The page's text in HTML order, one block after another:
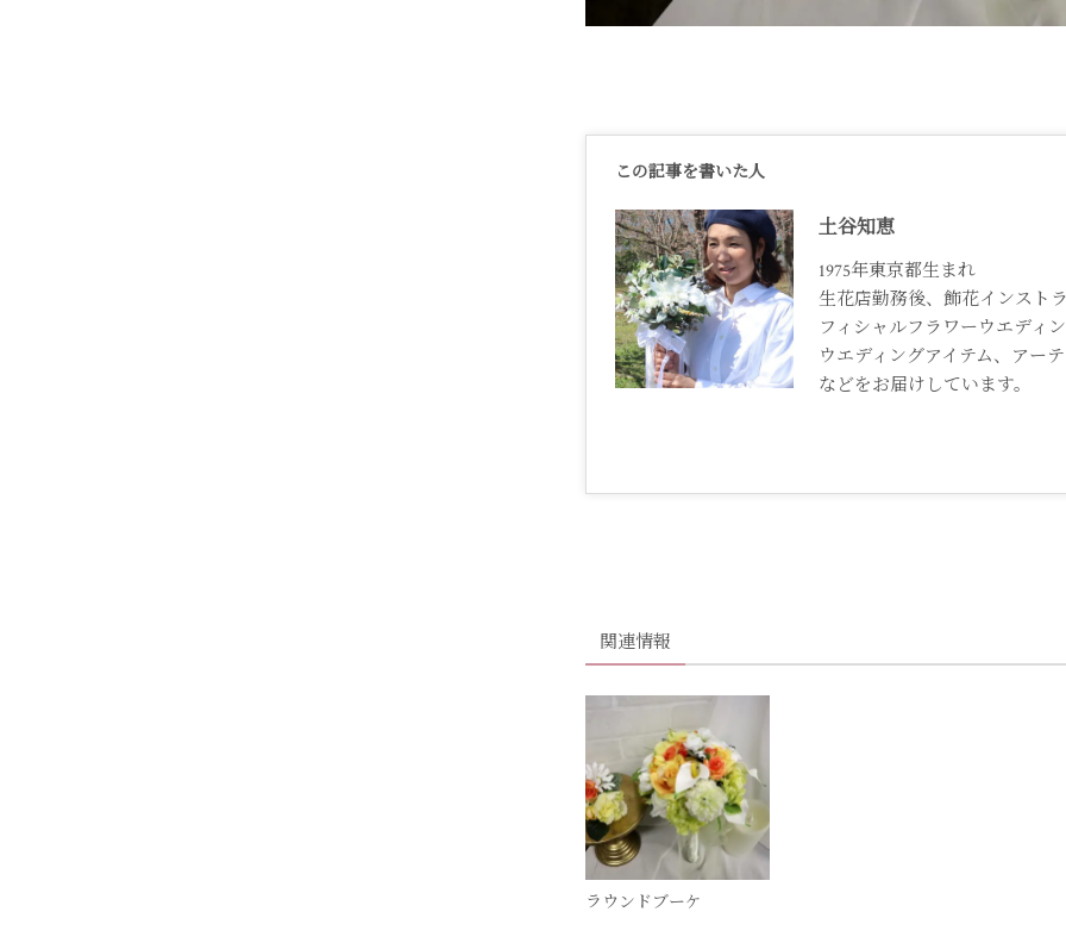
この記事を書いた人
土谷知恵
1975年東京都生まれ
生花店勤務後、飾花インスト
フィシャルフラワーウエディ
ウエディングアイテム、アー
などをお届けしています。
関連情報
ラウンドブーケ